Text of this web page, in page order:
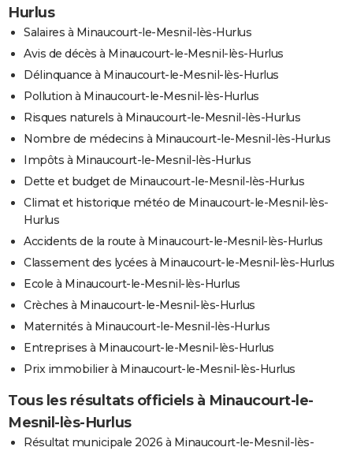
Hurlus
Salaires à Minaucourt-le-Mesnil-lès-Hurlus
Avis de décès à Minaucourt-le-Mesnil-lès-Hurlus
Délinquance à Minaucourt-le-Mesnil-lès-Hurlus
Pollution à Minaucourt-le-Mesnil-lès-Hurlus
Risques naturels à Minaucourt-le-Mesnil-lès-Hurlus
Nombre de médecins à Minaucourt-le-Mesnil-lès-Hurlus
Impôts à Minaucourt-le-Mesnil-lès-Hurlus
Dette et budget de Minaucourt-le-Mesnil-lès-Hurlus
Climat et historique météo de Minaucourt-le-Mesnil-lès-
Hurlus
Accidents de la route à Minaucourt-le-Mesnil-lès-Hurlus
Classement des lycées à Minaucourt-le-Mesnil-lès-Hurlus
Ecole à Minaucourt-le-Mesnil-lès-Hurlus
Crèches à Minaucourt-le-Mesnil-lès-Hurlus
Maternités à Minaucourt-le-Mesnil-lès-Hurlus
Entreprises à Minaucourt-le-Mesnil-lès-Hurlus
Prix immobilier à Minaucourt-le-Mesnil-lès-Hurlus
Tous les résultats officiels à Minaucourt-le-
Mesnil-lès-Hurlus
Résultat municipale 2026 à Minaucourt-le-Mesnil-lès-